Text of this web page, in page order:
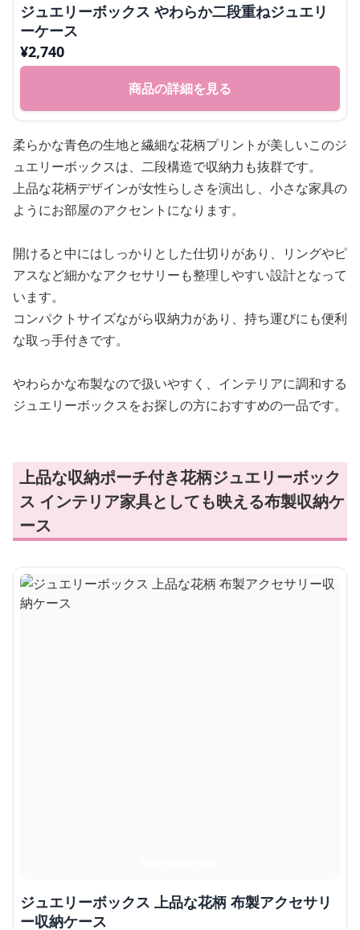
ジュエリーボックス やわらか二段重ねジュエリ
ーケース
¥2,740
商品の詳細を見る
柔らかな青色の生地と繊細な花柄プリントが美しいこのジ
ュエリーボックスは、二段構造で収納力も抜群です。
上品な花柄デザインが女性らしさを演出し、小さな家具の
ようにお部屋のアクセントになります。
開けると中にはしっかりとした仕切りがあり、リングやピ
アスなど細かなアクセサリーも整理しやすい設計となって
います。
コンパクトサイズながら収納力があり、持ち運びにも便利
な取っ手付きです。
やわらかな布製なので扱いやすく、インテリアに調和する
ジュエリーボックスをお探しの方におすすめの一品です。
上品な収納ポーチ付き花柄ジュエリーボック
ス インテリア家具としても映える布製収納ケ
ース
ジュエリーボックス 上品な花柄 布製アクセサリ
ー収納ケース